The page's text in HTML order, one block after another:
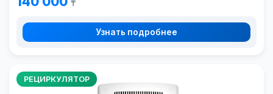
₸
Узнать подробнее
РЕЦИРКУЛЯТОР